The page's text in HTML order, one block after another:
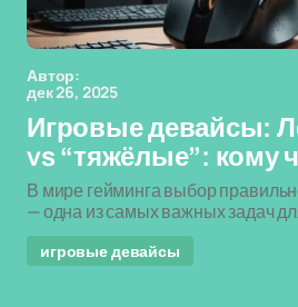
Автор:
дек 26, 2025
Игровые девайсы:
vs “тяжёлые”: кому
В мире гейминга выбор
— одна из самых важных задач
игровые девайсы